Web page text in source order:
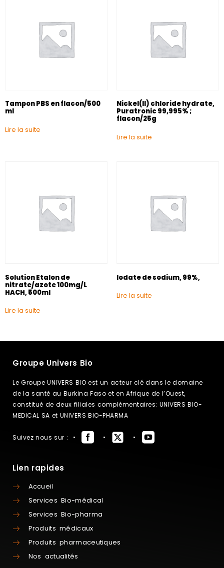
Tampon PBS en flacon/500
ml
Lire la suite
Nickel(II) chloride hydrate,
Puratronic 99,995% ;
flacon/25g
Lire la suite
Solution Etalon de
nitrate/azote 100mg/L
HACH, 500ml
Lire la suite
Iodate de sodium, 99%,
Lire la suite
Groupe Univers Bio
Le Groupe UNIVERS BIO est un acteur clé dans le domaine
de la santé au Burkina Faso et en Afrique de l’Ouest,
constitué de deux filiales complémentaires: UNIVERS BIO-
MEDICAL SA et UNIVERS BIO-PHARMA
Suivez nous sur :
Lien rapides
Accueil
Services Bio-médical
Services Bio-pharma
Produits médicaux
Produits pharmaceutiques
Nos actualités